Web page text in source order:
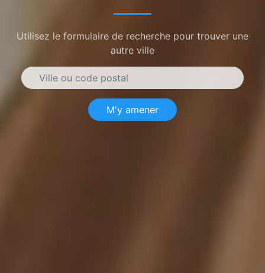
Utilisez le formulaire de recherche pour trouver une
autre ville
M'y amener